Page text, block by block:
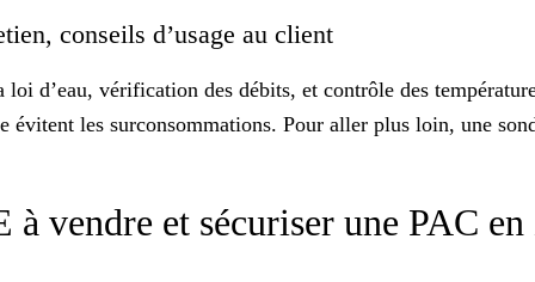
conseils d’usage au client
loi d’eau, vérification des débits, et contrôle des
évitent les surconsommations. Pour aller plus loin, une
vendre et sécuriser une PAC